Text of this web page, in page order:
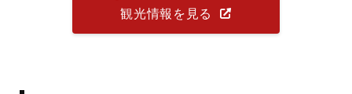
観光情報を見る